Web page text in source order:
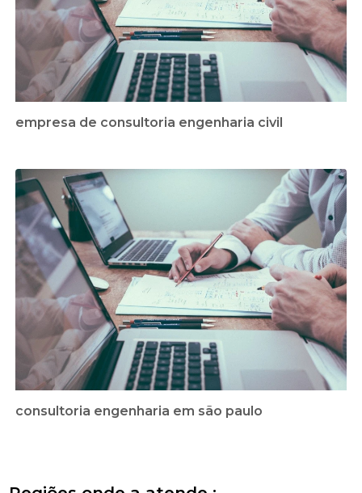
empresa de consultoria engenharia civil
consultoria engenharia em são paulo